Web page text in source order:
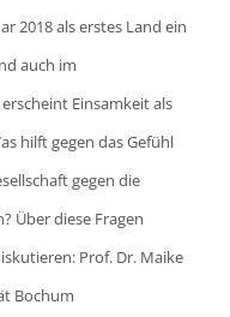
2018 als erstes Land ein
auch im
Einsamkeit als
hilft gegen das Gefühl
gegen die
Über diese Fragen
Prof. Dr. Maike
Bochum